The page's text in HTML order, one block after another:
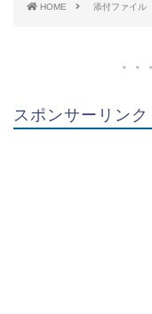
HOME 添付ファイル
スポンサーリンク